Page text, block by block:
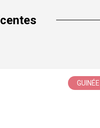
GUINÉE